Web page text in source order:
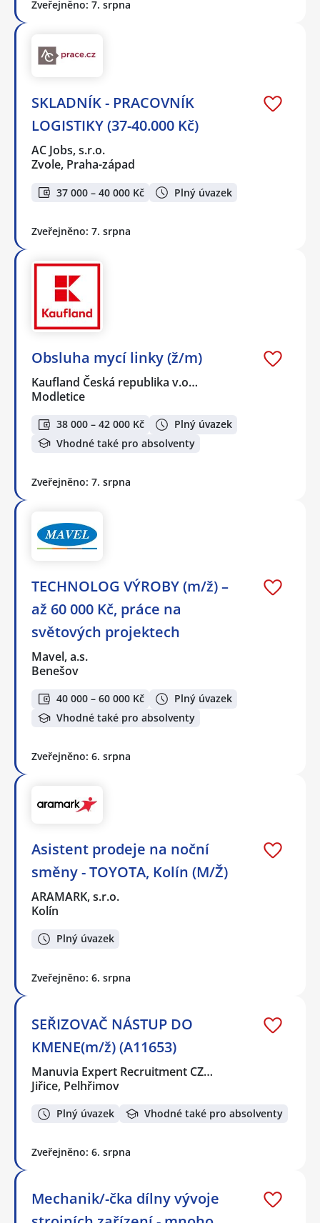
Zveřejněno: 7. srpna
SKLADNÍK - PRACOVNÍK
LOGISTIKY (37-40.000 Kč)
AC Jobs, s.r.o.
Zvole, Praha-západ
37 000 – 40 000 Kč Plný úvazek
Zveřejněno: 7. srpna
Obsluha mycí linky (ž/m)
Kaufland Česká republika v.o…
Modletice
38 000 – 42 000 Kč
Plný úvazek
Vhodné také pro absolventy
Zveřejněno: 7. srpna
TECHNOLOG VÝROBY (m/ž) –
až 60 000 Kč, práce na
světových projektech
Mavel, a.s.
Benešov
40 000 – 60 000 Kč
Plný úvazek
Vhodné také pro absolventy
Zveřejněno: 6. srpna
Asistent prodeje na noční
směny - TOYOTA, Kolín (M/Ž)
ARAMARK, s.r.o.
Kolín
Plný úvazek
Zveřejněno: 6. srpna
SEŘIZOVAČ NÁSTUP DO
KMENE(m/ž) (A11653)
Manuvia Expert Recruitment CZ…
Jiřice, Pelhřimov
Plný úvazek Vhodné také pro absolventy
Zveřejněno: 6. srpna
Mechanik/-čka dílny vývoje